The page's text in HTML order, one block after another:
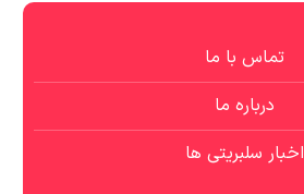
تماس با ما
درباره ما
اخبار سلبریتی ها